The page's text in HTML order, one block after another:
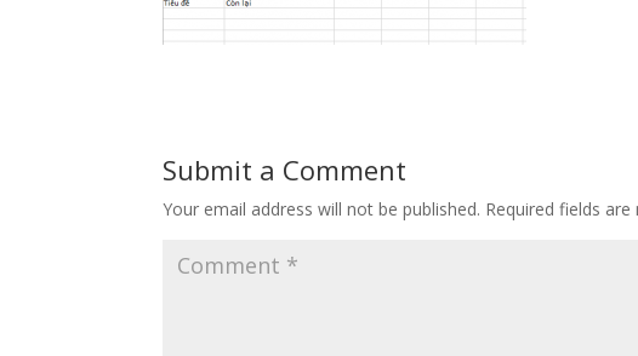
Submit a Comment
Your email address will not be published. Required fields